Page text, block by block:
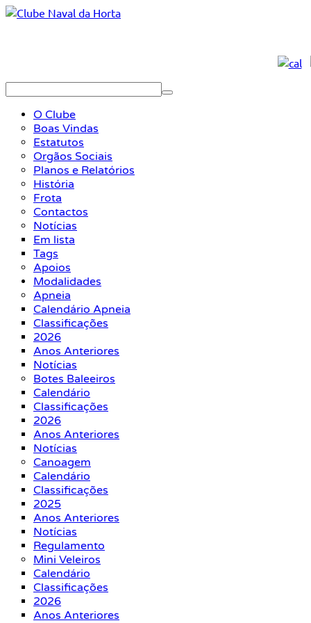
O Clube
Boas Vindas
Estatutos
Orgãos Sociais
Planos e Relatórios
História
Frota
Contactos
Notícias
Em lista
Tags
Apoios
Modalidades
Apneia
Calendário Apneia
Classificações
2026
Anos Anteriores
Notícias
Botes Baleeiros
Calendário
Classificações
2026
Anos Anteriores
Notícias
Canoagem
Calendário
Classificações
2025
Anos Anteriores
Notícias
Regulamento
Mini Veleiros
Calendário
Classificações
2026
Anos Anteriores